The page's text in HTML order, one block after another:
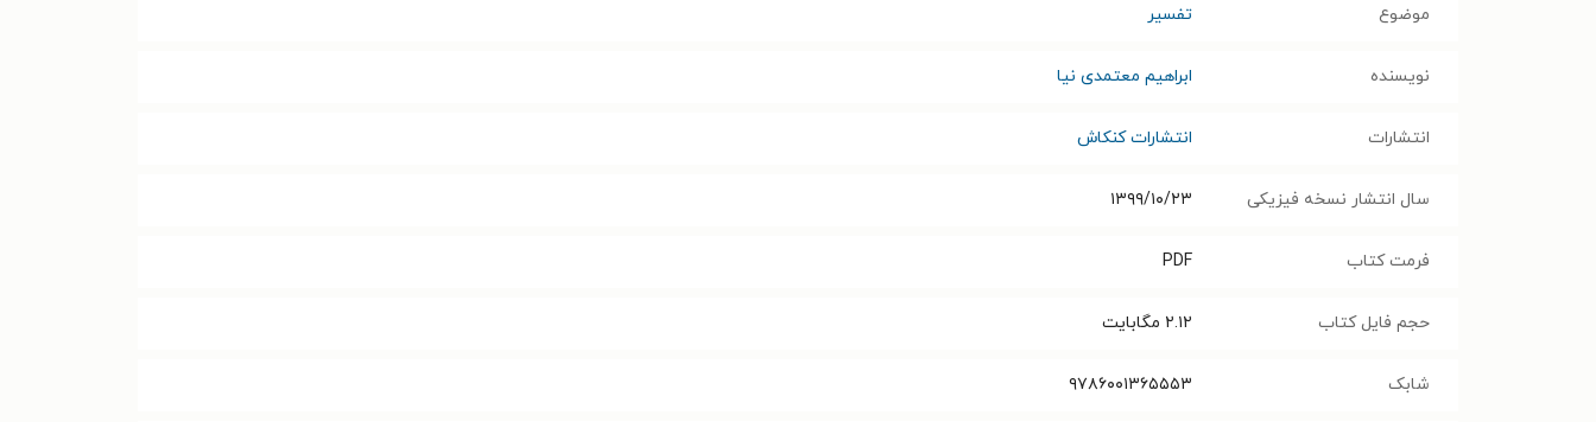
موضوع تفسیر
نویسنده ابراهیم معتمدی نیا
انتشارات انتشارات کنکاش
سال انتشار نسخه فیزیکی ۱۳۹۹/۱۰/۲۳
فرمت کتاب PDF
حجم فایل کتاب ۲.۱۲ مگابایت
شابک ۹۷۸۶۰۰۱۳۶۵۵۵۳